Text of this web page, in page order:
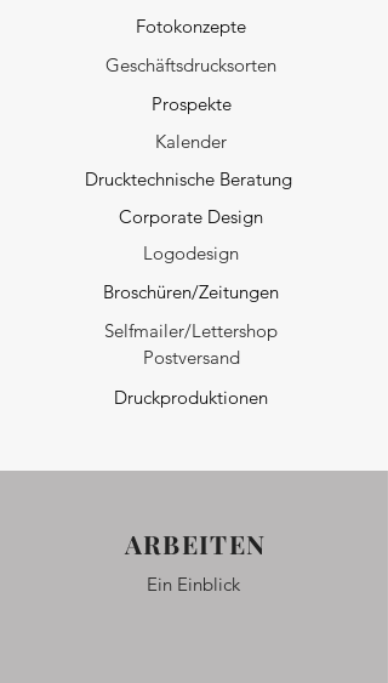
Fotokonzepte
Geschäftsdrucksorten
Prospekte
Kalender
Drucktechnische Beratung
Corporate Design
Logodesign
Broschüren/Zeitungen
Selfmailer/Lettershop
Postversand
Druckproduktionen
ARBEITEN
Ein Einblick